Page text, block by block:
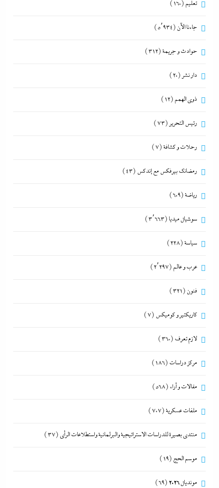
تعليم (160)
جاءنا الآن (5٬934)
حوادث و جريمة(312)
دار نشر (20)
ذوى الهمم (12)
رئيس التحرير (73)
رحلات و كشافة(7)
رمضانك بيرفكس مع إندكس (43)
رياضة(609)
سوشيال ميديا (3٬663)
سياسة(228)
عرب و عالم (2٬297)
فنون (321)
كاريكتير و كوميكس (7)
لازم تعرف (360)
مركز دراسات (186)
مقالات و أراء (568)
ملفات عسكرية(707)
منتدى بصيرة للدراسات الاستراتيجية والبرلمانية واستطلاعات الرأى (37)
موسم الحج (19)
مونديال 2026 (69)